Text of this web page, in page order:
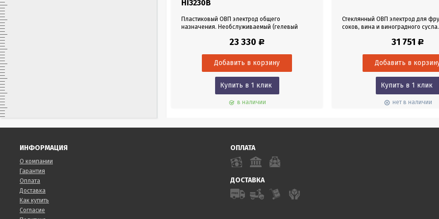
HI3230B
Пластиковый ОВП электрод общего
назначения. Необслуживаемый (гелевый
-2000 - 2000 мВ. Режим работы -5-70°С. Кабель
23 330 Р
Купить в 1 клик
в наличии
Стеклянный ОВП электрод для
соков, вина и виноградного сусла.
стекло. Диапазон -2000 - 2000 мВ.
31 751 Р
Купить в 1 клик
нет в наличии
ИНФОРМАЦИЯ
О компании
Гарантия
Оплата
Доставка
Как купить
Согласие
ОПЛАТА
ДОСТАВКА